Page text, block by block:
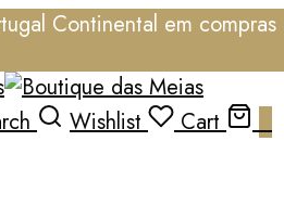
Continental em
Wishlist Cart
0